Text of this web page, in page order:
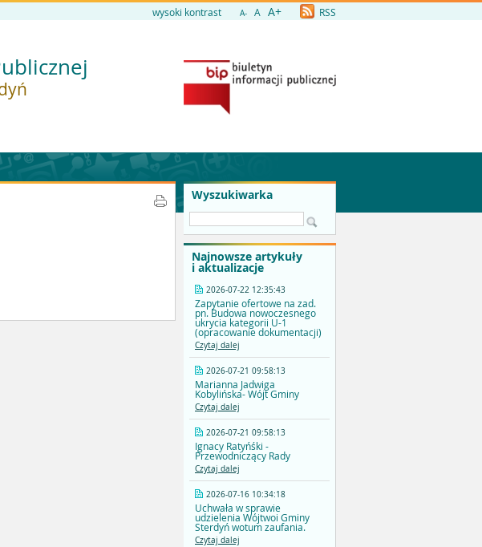
wysoki kontrast A- A A+ RSS
Wyszukiwarka
Najnowsze artykuły
i aktualizacje
2026-07-22 12:35:43
Zapytanie ofertowe na zad.
pn. Budowa nowoczesnego
ukrycia kategorii U-1
(opracowanie dokumentacji)
Czytaj dalej
2026-07-21 09:58:13
Marianna Jadwiga
Kobylińska- Wójt Gminy
Czytaj dalej
2026-07-21 09:58:13
Ignacy Ratyńśki -
Przewodniczący Rady
Czytaj dalej
2026-07-16 10:34:18
Uchwała w sprawie
udzielenia Wójtwoi Gminy
Sterdyń wotum zaufania.
Czytaj dalej